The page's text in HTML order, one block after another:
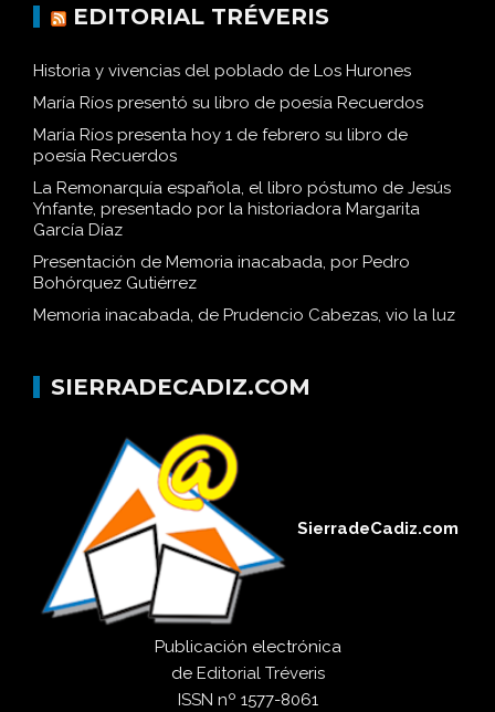
EDITORIAL TRÉVERIS
Historia y vivencias del poblado de Los Hurones
María Ríos presentó su libro de poesía Recuerdos
María Ríos presenta hoy 1 de febrero su libro de
poesía Recuerdos
La Remonarquía española, el libro póstumo de Jesús
Ynfante, presentado por la historiadora Margarita
García Díaz
Presentación de Memoria inacabada, por Pedro
Bohórquez Gutiérrez
Memoria inacabada, de Prudencio Cabezas, vio la luz
SIERRADECADIZ.COM
SierradeCadiz.com
Publicación electrónica
de Editorial Tréveris
ISSN nº 1577-8061